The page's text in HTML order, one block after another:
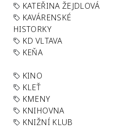
KATEŘINA ŽEJDLOVÁ
KAVÁRENSKÉ
HISTORKY
KD VLTAVA
KEŇA
KINO
KLEŤ
KMENY
KNIHOVNA
KNIŽNÍ KLUB